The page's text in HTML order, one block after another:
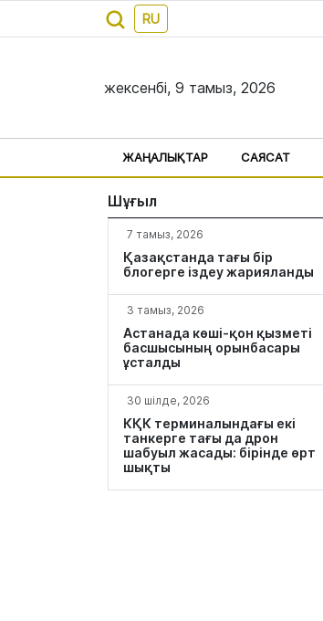
RU
жексенбі, 9 тамыз, 2026
ЖАҢАЛЫҚТАР САЯСАТ
Шұғыл
7 тамыз, 2026
Қазақстанда тағы бір
блогерге іздеу жарияланды
3 тамыз, 2026
Астанада көші-қон қызметі
басшысының орынбасары
ұсталды
30 шілде, 2026
КҚК терминалындағы екі
танкерге тағы да дрон
шабуыл жасады: бірінде өрт
шықты